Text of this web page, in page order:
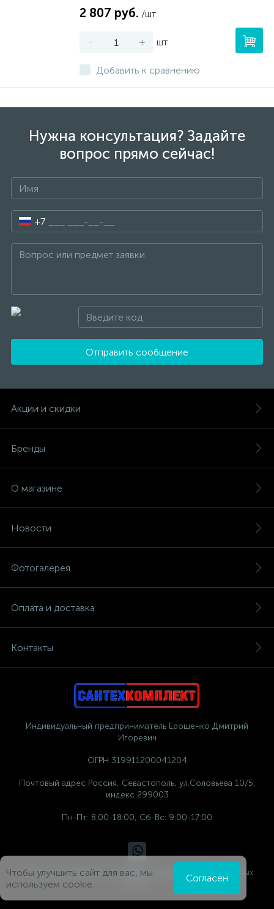
2 807 руб. /шт
- + шт
Добавить к сравнению
Нужна консультация? Задайте
вопрос прямо сейчас!
+7
Отправить сообщение
Акции и скидки
Бренды
О магазине
Новости
Фотогалерея
Оплата и доставка
Контакты
Индивидуальный предприниматель Ерошенко Дмитрий
Игоревич
ОГРН 319911200041204
Почтовый адрес Россия, Севастополь, ул.Соловьева 10/5,
индекс 299003
Пн-Пт: 8:00-18:00, Сб-Вс: 9:00-17:00
Политика компании в отношении обработки персональных
Чтобы улучшить сайт для вас, мы
используем cookie.
Согласен